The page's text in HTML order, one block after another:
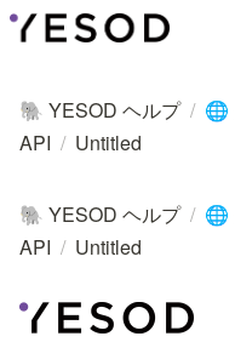
🐘 YESOD ヘルプ / 🌐
API / Untitled
🐘 YESOD ヘルプ / 🌐
API / Untitled